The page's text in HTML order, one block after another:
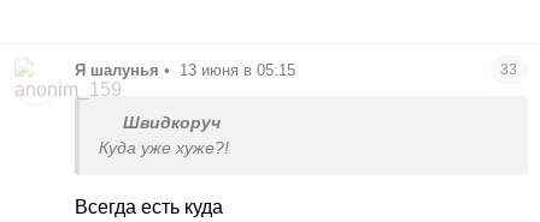
Я шалунья • 13 июня в 05:15 33
Швидкоруч
Куда уже хуже?!
Всегда есть куда